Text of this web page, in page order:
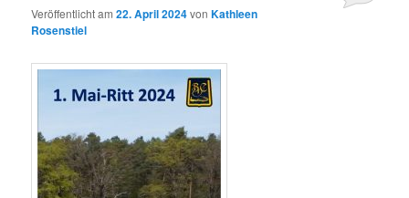
Veröffentlicht am22. April 2024vonKathleen
Rosenstiel